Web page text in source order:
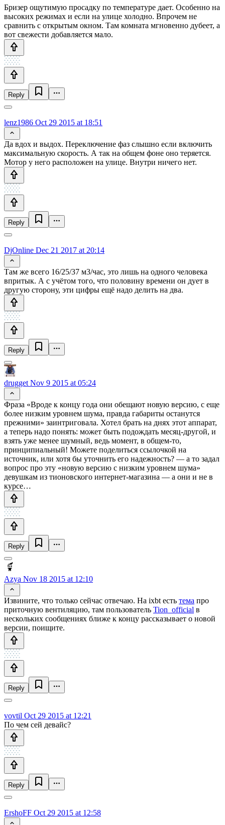
Бризер ощутимую просадку по температуре дает. Особенно на
высоких режимах и если на улице холодно. Впрочем не
сравнить с открытым окном. Там комната мгновенно дубеет, а
вот свежести добавляется мало.
Reply
lenz1986 Oct 29 2015 at 18:51
Да вдох и выдох. Переключение фаз слышно если включить
максимальную скорость. А так на общем фоне оно теряется.
Мотор у него расположен на улице. Внутри ничего нет.
Reply
DjOnline Dec 21 2017 at 20:14
Там же всего 16/25/37 м3/час, это лишь на одного человека
впритык. А с учётом того, что половину времени он дует в
другую сторону, эти цифры ещё надо делить на два.
Reply
drugget Nov 9 2015 at 05:24
Фраза «Вроде к концу года они обещают новую версию, с еще
более низким уровнем шума, правда габариты останутся
прежними» заинтриговала. Хотел брать на днях этот аппарат,
а теперь надо понять: может быть подождать месяц-другой, и
взять уже менее шумный, ведь момент, в общем-то,
принципиальный! Можете поделиться ссылочкой на
источник, или хотя бы уточнить его надежность? — а то задал
вопрос про эту «новую версию с низким уровнем шума»
девушкам из тионовского интернет-магазина — а они и не в
курсе…
Reply
Azya Nov 18 2015 at 12:10
Извините, что только сейчас отвечаю. На ixbt есть тема про
приточную вентиляцию, там пользователь Tion_official в
нескольких сообщениях ближе к концу рассказывает о новой
версии, поищите.
Reply
vovtil Oct 29 2015 at 12:21
По чем сей девайс?
Reply
ErshoFF Oct 29 2015 at 12:58